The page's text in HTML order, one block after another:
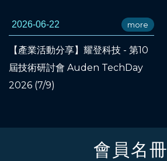
2026-06-22 more
【產業活動分享】耀登科技 - 第10
屆技術研討會 Auden TechDay
2026 (7/9)
會員名冊